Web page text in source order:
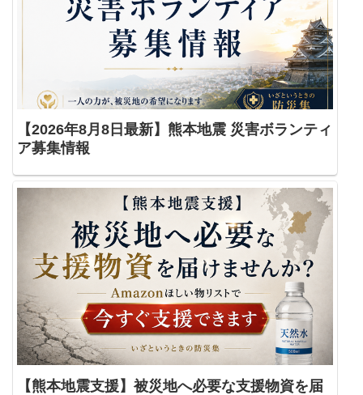
【2026年8月8日最新】熊本地震 災害ボランティ
ア募集情報
【熊本地震支援】被災地へ必要な支援物資を届